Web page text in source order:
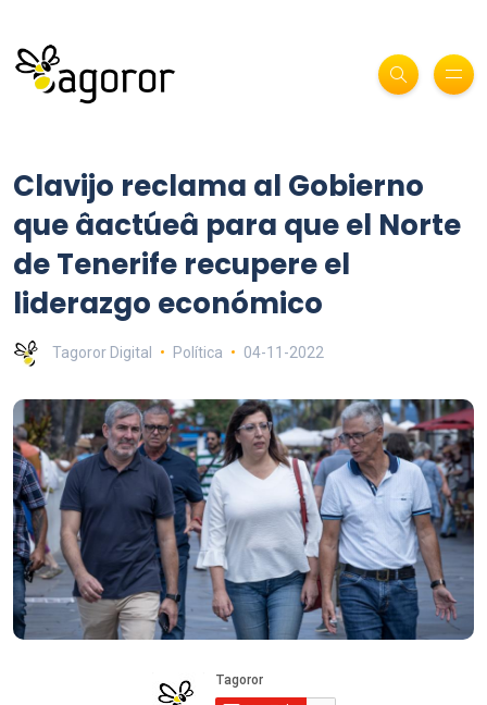
Clavijo reclama al Gobierno
que âactúeâ para que el Norte
de Tenerife recupere el
liderazgo económico
Tagoror Digital Política 04-11-2022